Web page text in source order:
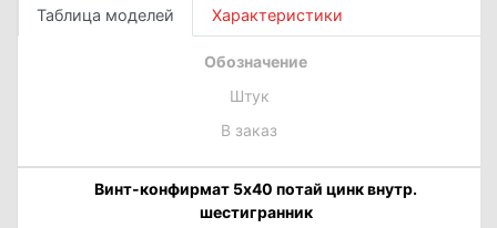
Таблица моделей Характеристики
Обозначение
Штук
В заказ
Винт-конфирмат 5х40 потай цинк внутр.
шестигранник